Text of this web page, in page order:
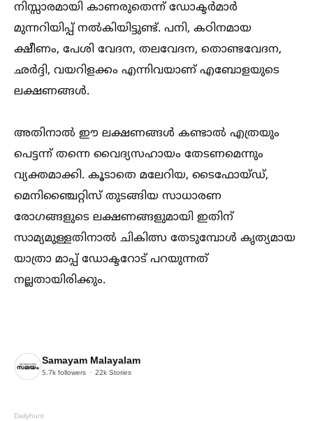
നിസ്സാരമായി കാണരുതെന്ന് ഡോക്ടർമാർ
മുന്നറിയിപ്പ് നല്‍കിയിട്ടുണ്ട്. പനി, കഠിനമായ
ക്ഷീണം, പേശി വേദന, തലവേദന, തൊണ്ടവേദന,
ഛർദ്ദി, വയറിളക്കം എന്നിവയാണ് എബോളയുടെ
ലക്ഷണങ്ങള്‍.
അതിനാല്‍ ഈ ലക്ഷണങ്ങള്‍ കണ്ടാല്‍ എത്രയും
പെട്ടന്ന് തന്നെ വൈദ്യസഹായം തേടണമെന്നും
വ്യക്തമാക്കി. കൂടാതെ മലേറിയ, ടൈഫോയ്ഡ്,
മെനിഞ്ചൈറ്റിസ് തുടങ്ങിയ സാധാരണ
രോഗങ്ങളുടെ ലക്ഷണങ്ങളുമായി ഇതിന്
സാമ്യമുള്ളതിനാല്‍ ചികിത്സ തേടുമ്പോള്‍ കൃത്യമായ
യാത്രാ മാപ്പ് ഡോക്ടറോട് പറയുന്നത്
നല്ലതായിരിക്കും.
Samayam Malayalam
5.7k followers 22k Stories
Dailyhunt